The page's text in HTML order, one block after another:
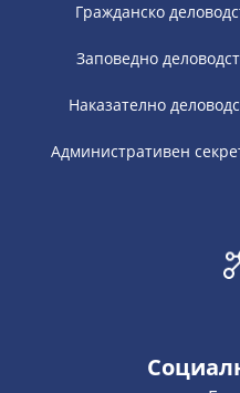
Гражданско
Заповедно
Наказателно
Административен